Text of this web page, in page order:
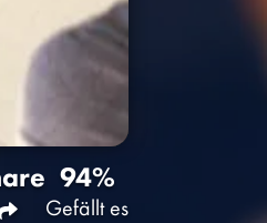
94%
Gefällt es